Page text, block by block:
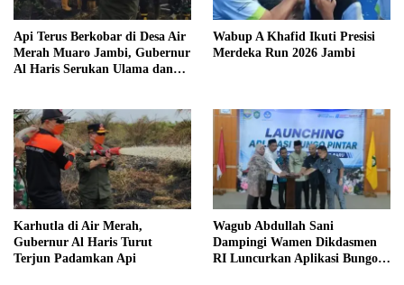
Api Terus Berkobar di Desa Air
Merah Muaro Jambi, Gubernur
Al Haris Serukan Ulama dan
Wabup A Khafid Ikuti Presisi
Merdeka Run 2026 Jambi
Karhutla di Air Merah,
Gubernur Al Haris Turut
Terjun Padamkan Api
Wagub Abdullah Sani
Dampingi Wamen Dikdasmen
RI Luncurkan Aplikasi Bungo